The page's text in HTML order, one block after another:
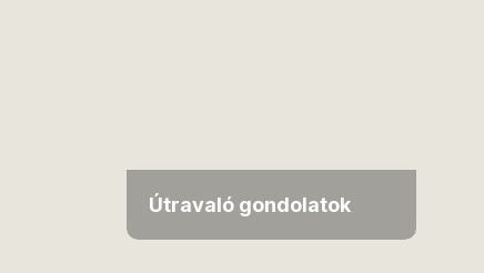
Útravaló gondolatok